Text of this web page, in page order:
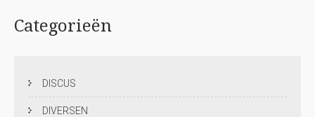
Categorieën
DISCUS
DIVERSEN